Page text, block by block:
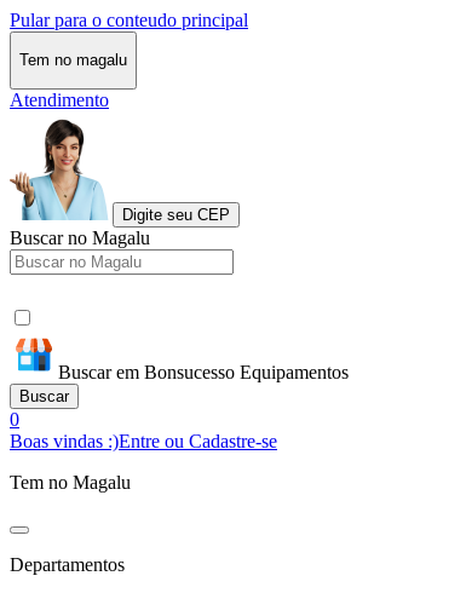
Pular para o conteudo principal
Tem no magalu
Atendimento
Digite seu CEP
Buscar no Magalu
Buscar em Bonsucesso Equipamentos
Buscar
0
Boas vindas :)Entre ou Cadastre-se
Tem no Magalu
Departamentos